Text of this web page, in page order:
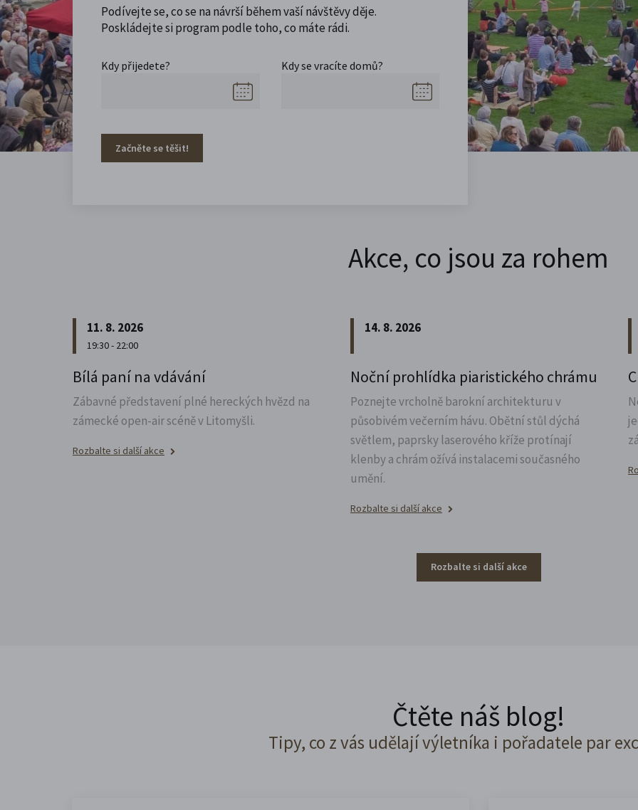
Podívejte se, co se na návrší během vaší návštěvy děje.
Poskládejte si program podle toho, co máte rádi.
Kdy přijedete? Kdy se vracíte domů?
Začněte se těšit!
Akce, co jsou za rohem
11. 8. 2026
19:30 - 22:00
Bílá paní na vdávání
Zábavné představení plné hereckých hvězd na
zámecké open-air scéně v Litomyšli.
Rozbalte si další akce
14. 8. 2026
Noční prohlídka piaristického chrámu
Poznejte vrcholně barokní architekturu v
působivém večerním hávu. Obětní stůl dýchá
světlem, paprsky laserového kříže protínají
klenby a chrám ožívá instalacemi současného
umění.
Rozbalte si další akce
Rozbalte si další akce
Čtěte náš blog!
Tipy, co z vás udělají výletníka i pořadatele par